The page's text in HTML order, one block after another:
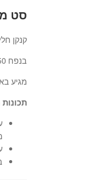
סט
קנקן
בנפח 1550 מ"ל עם 4 ספלים גדולים בנפח 350 מ"ל
מגיע